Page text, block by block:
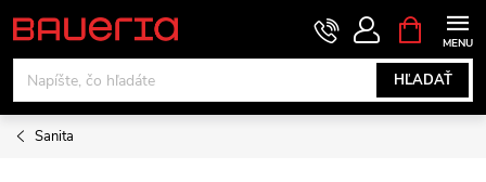
Prejsť
na
obsah
HĽADAŤ
KOŠÍK
Sanita